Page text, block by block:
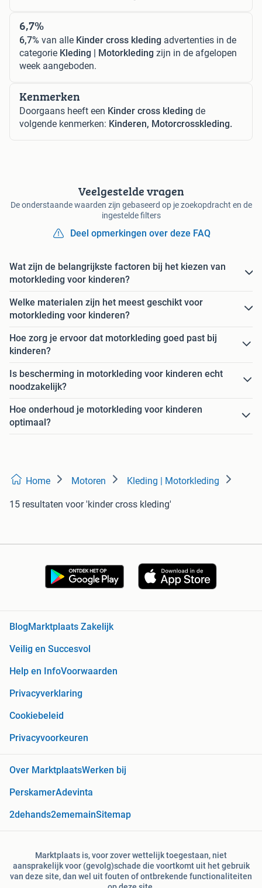
6,7%
6,7% van alle Kinder cross kleding advertenties in de
categorie Kleding | Motorkleding zijn in de afgelopen
week aangeboden.
Kenmerken
Doorgaans heeft een Kinder cross kleding de
volgende kenmerken: Kinderen, Motorcrosskleding.
Veelgestelde vragen
De onderstaande waarden zijn gebaseerd op je zoekopdracht en de
ingestelde filters
Deel opmerkingen over deze FAQ
Wat zijn de belangrijkste factoren bij het kiezen van
motorkleding voor kinderen?
Welke materialen zijn het meest geschikt voor
motorkleding voor kinderen?
Hoe zorg je ervoor dat motorkleding goed past bij
kinderen?
Is bescherming in motorkleding voor kinderen echt
noodzakelijk?
Hoe onderhoud je motorkleding voor kinderen
optimaal?
Home Motoren Kleding | Motorkleding
15 resultaten voor 'kinder cross kleding'
BlogMarktplaats Zakelijk
Veilig en Succesvol
Help en InfoVoorwaarden
Privacyverklaring
Cookiebeleid
Privacyvoorkeuren
Over MarktplaatsWerken bij
PerskamerAdevinta
2dehands2ememainSitemap
Marktplaats is, voor zover wettelijk toegestaan, niet
aansprakelijk voor (gevolg)schade die voortkomt uit het gebruik
van deze site, dan wel uit fouten of ontbrekende functionaliteiten